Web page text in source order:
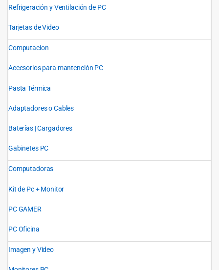
Refrigeración y Ventilación de PC
Tarjetas de Video
Computacion
Accesorios para mantención PC
Pasta Térmica
Adaptadores o Cables
Baterías | Cargadores
Gabinetes PC
Computadoras
Kit de Pc + Monitor
PC GAMER
PC Oficina
Imagen y Video